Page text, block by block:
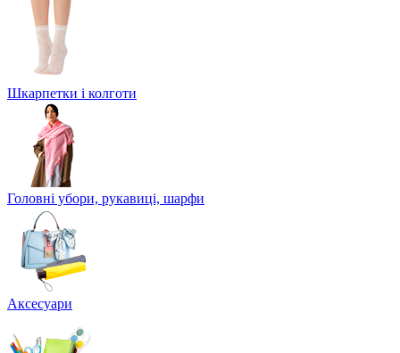
Шкарпетки і колготи
Головні убори, рукавиці, шарфи
Аксесуари